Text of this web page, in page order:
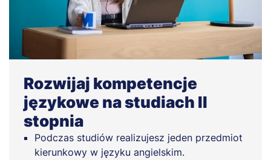
Rozwijaj kompetencje
językowe na studiach II
stopnia
Podczas studiów realizujesz jeden przedmiot
kierunkowy w języku angielskim.